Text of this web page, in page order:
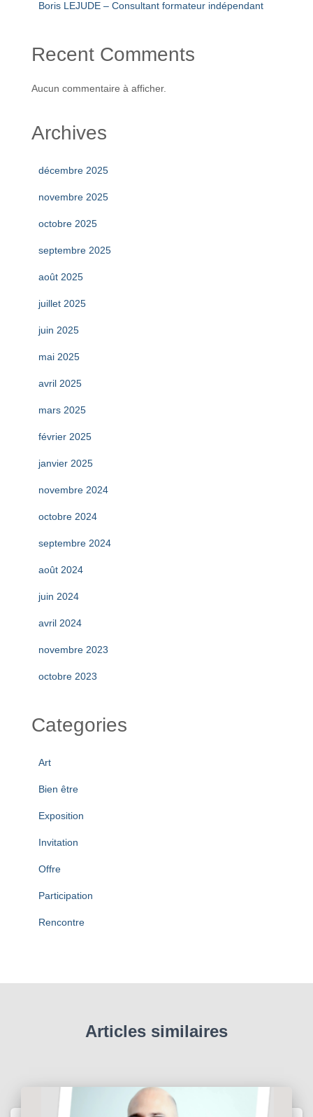
Boris LEJUDE – Consultant formateur indépendant
Recent Comments
Aucun commentaire à afficher.
Archives
décembre 2025
novembre 2025
octobre 2025
septembre 2025
août 2025
juillet 2025
juin 2025
mai 2025
avril 2025
mars 2025
février 2025
janvier 2025
novembre 2024
octobre 2024
septembre 2024
août 2024
juin 2024
avril 2024
novembre 2023
octobre 2023
Categories
Art
Bien être
Exposition
Invitation
Offre
Participation
Rencontre
Articles similaires